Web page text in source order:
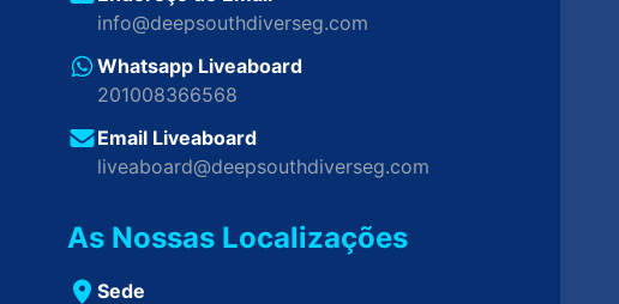
info@deepsouthdiverseg.com
Whatsapp Liveaboard
201008366568
Email Liveaboard
liveaboard@deepsouthdiverseg.com
As Nossas Localizações
Sede